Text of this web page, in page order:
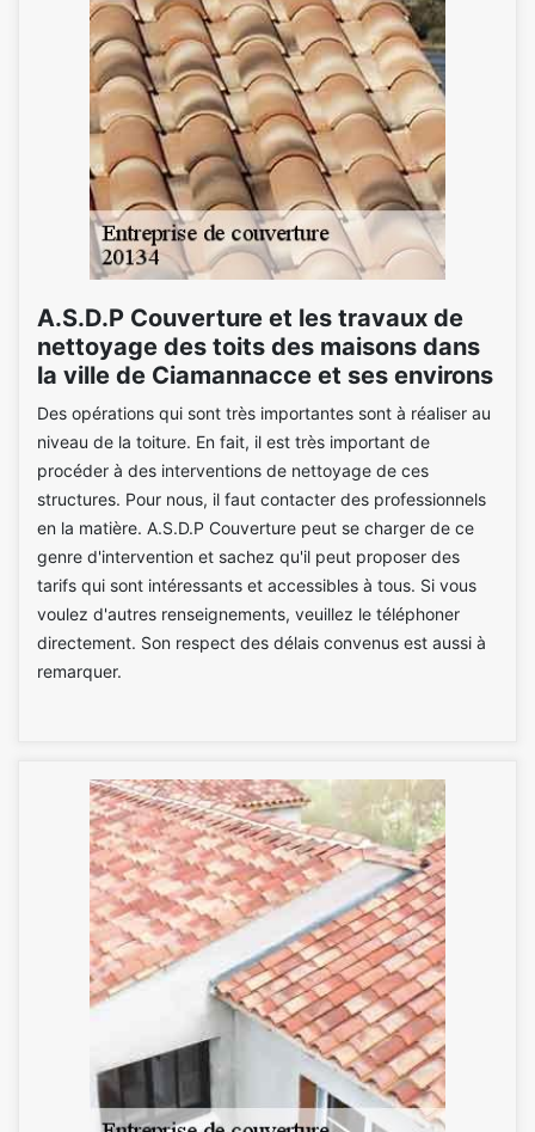
A.S.D.P Couverture et les travaux de
nettoyage des toits des maisons dans
la ville de Ciamannacce et ses environs
Des opérations qui sont très importantes sont à réaliser au
niveau de la toiture. En fait, il est très important de
procéder à des interventions de nettoyage de ces
structures. Pour nous, il faut contacter des professionnels
en la matière. A.S.D.P Couverture peut se charger de ce
genre d'intervention et sachez qu'il peut proposer des
tarifs qui sont intéressants et accessibles à tous. Si vous
voulez d'autres renseignements, veuillez le téléphoner
directement. Son respect des délais convenus est aussi à
remarquer.